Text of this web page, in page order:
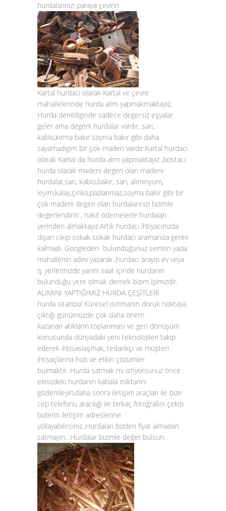
hurdalarınızı paraya çevirin
Kartal hurdacı olarak Kartal ve çevre
mahallelerinde hurda alım yapmakmaktayız,
Hurda denildiginde sadece degersiz eşyalar
geler ama degerli hurdalar vardır, sarı,
kablo,kırma bakır soyma bakır gibi daha
sayamadıgım bir çok maden vardır.Kartal hurdacı
olarak Kartal da hurda alım yapmaktayız ,bostacı
hurda olarak madeni degeri olan madeni
hurdalar,sarı, kablo,bakır, sarı, aliminyum,
leyim,kalay,çinko,pazlanmaz,soyma bakır gibi bir
çok madeni degeri olan hurdalarınızı bizimle
degerlendirin , nakit ödemelerle hurdaları
yerinden almaktayız.Artık hurdacı ihtiyacınızda
dışarı cıkıp sokak sokak hurdacı aramanıza gerek
kalmadı. Googleden bulunduğunuz semtin yada
mahallenin adını yazarak ,hurdacı arayıp ev veya
iş yerlerinizde yarım saat içinde hurdanın
bulunduğu yere olmak demek bizim işimizdir.
ALIMINI YAPTIĞIMIZ HURDA ÇEŞİTLERİ
hurda istanbul Küresel ısınmanın doruk noktaya
çıktığı günümüzde çok daha önem
kazanan atıkların toplanması ve geri dönüşüm
konusunda dünyadaki yeni teknolojileri takip
ederek ihtisaslaşmak, tedarikçi ve müşteri
ihtiyaçlarına hızlı ve etkin çözümler
bulmaktır. Hurda satmak mı istiyorsunuz önce
elinizdeki hurdanın kabala miktarını
gözlemleyin,daha sonra iletişim araçları ile bize
cep telefonu aracılığı ile birkaç fotoğrafını çekip
bizlerin iletişim adreslerine
yollayabilirsiniz..Hurdaları bizden fiyat almadan
satmayın…Hurdalar bizimle değer bulsun.